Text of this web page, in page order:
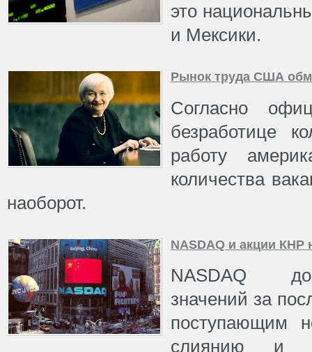
это
и Мексики.
Рынок труда США
Согласно
безработице
работу
количества
наоборот.
NASDAQ и акции КНР
NASDAQ
значений за
поступающим
слиянию и